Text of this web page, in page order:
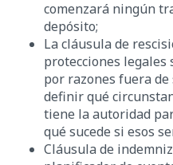
comenzará ningún
depósito;
La cláusula de
protecciones legales
por razones fuera
definir qué
tiene la autoridad
qué sucede si esos
Cláusula de